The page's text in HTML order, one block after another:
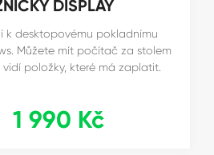
DISPLAY
k desktopovému pokladnímu
Můžete mít počítač za stolem
položky, které má zaplatit.
1 990 Kč